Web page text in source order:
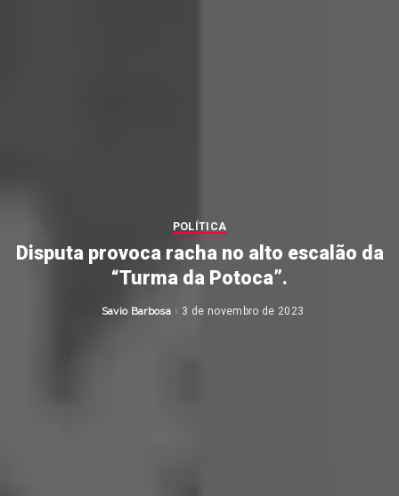
POLÍTICA
Disputa provoca racha no alto escalão da
“Turma da Potoca”.
Posted
Savio Barbosa 3 de novembro de 2023